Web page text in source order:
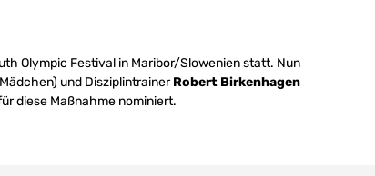
Olympic Festival in Maribor/Slowenien statt. Nun
und DisziplintrainerRobert Birkenhagen
diese Maßnahme nominiert.